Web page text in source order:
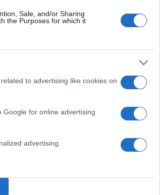
Sale, and/or Sharing
the Purposes for which it
to advertising like cookies on
Google for online advertising
advertising.
2022 ήταν στην πρεμιέρα της
μακριά τουαλέτα του σχεδιαστή
κοσμήματα τα οποία
10.000 λιρών.
from Prince William' –